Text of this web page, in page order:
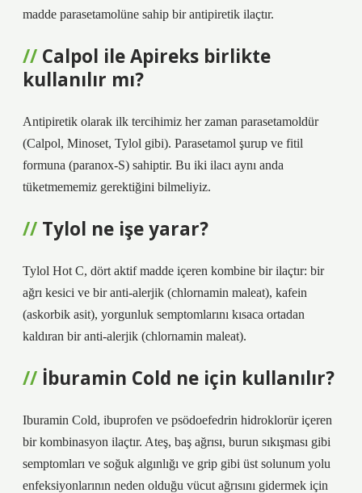
madde parasetamolüne sahip bir antipiretik ilaçtır.
Calpol ile Apireks birlikte
kullanılır mı?
Antipiretik olarak ilk tercihimiz her zaman parasetamoldür
(Calpol, Minoset, Tylol gibi). Parasetamol şurup ve fitil
formuna (paranox-S) sahiptir. Bu iki ilacı aynı anda
tüketmememiz gerektiğini bilmeliyiz.
Tylol ne işe yarar?
Tylol Hot C, dört aktif madde içeren kombine bir ilaçtır: bir
ağrı kesici ve bir anti-alerjik (chlornamin maleat), kafein
(askorbik asit), yorgunluk semptomlarını kısaca ortadan
kaldıran bir anti-alerjik (chlornamin maleat).
İburamin Cold ne için kullanılır?
Iburamin Cold, ibuprofen ve psödoefedrin hidroklorür içeren
bir kombinasyon ilaçtır. Ateş, baş ağrısı, burun sıkışması gibi
semptomları ve soğuk algınlığı ve grip gibi üst solunum yolu
enfeksiyonlarının neden olduğu vücut ağrısını gidermek için